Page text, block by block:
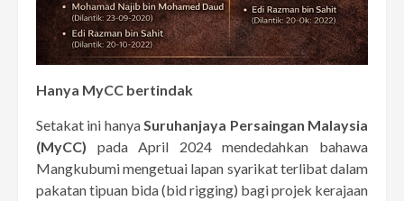
Hanya MyCC bertindak
Setakat ini hanyaSuruhanjaya Persaingan Malaysia
(MyCC) pada April 2024 mendedahkan bahawa
Mangkubumi mengetuai lapan syarikat terlibat dalam
pakatan tipuan bida (bid rigging) bagi projek kerajaan